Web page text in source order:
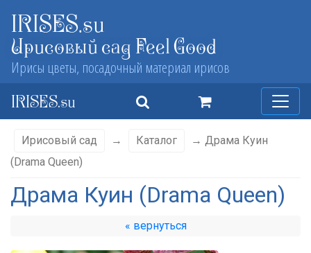
IRISES.su
Ирисовый сад Feel Good
Ирисы цветы, посадочный материал ирисов
IRISES.su
Ирисовый сад → Каталог
→ Драма Куин
(Drama Queen)
Драма Куин (Drama Queen)
« вернуться